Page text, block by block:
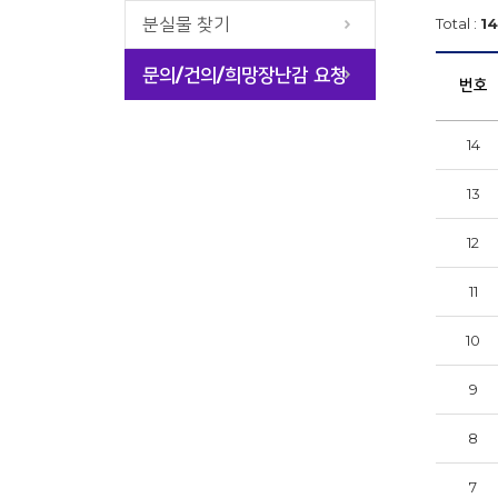
분실물 찾기
문의/건의/희망장난감 요청
Total : 14
번호
14
13
12
11
10
9
8
7